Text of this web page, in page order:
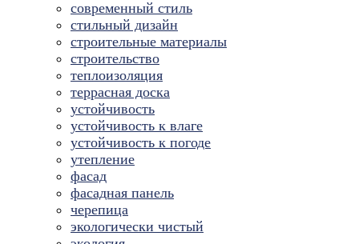
современный стиль
стильный дизайн
строительные материалы
строительство
теплоизоляция
террасная доска
устойчивость
устойчивость к влаге
устойчивость к погоде
утепление
фасад
фасадная панель
черепица
экологически чистый